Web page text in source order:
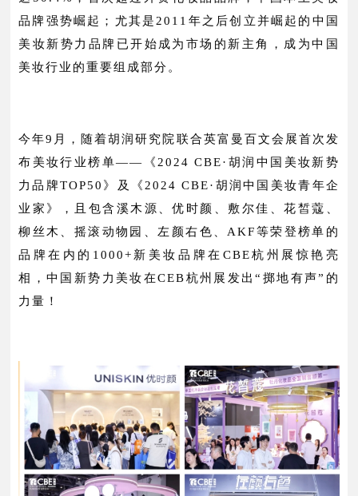
品牌强势崛起；尤其是2011年之后创立并崛起的中国
美妆新势力品牌已开始成为市场的新主角，成为中国
美妆行业的重要组成部分。
今年9月，随着胡润研究院联合英富曼百文会展首次发
布美妆行业榜单——《2024 CBE·胡润中国美妆新势
力品牌TOP50》及《2024 CBE·胡润中国美妆青年企
业家》，且包含溪木源、优时颜、敷尔佳、花皙蔻、
柳丝木、摇滚动物园、左颜右色、AKF等荣登榜单的
品牌在内的1000+新美妆品牌在CBE杭州展惊艳亮
相，中国新势力美妆在CEB杭州展发出“掷地有声”的
力量！